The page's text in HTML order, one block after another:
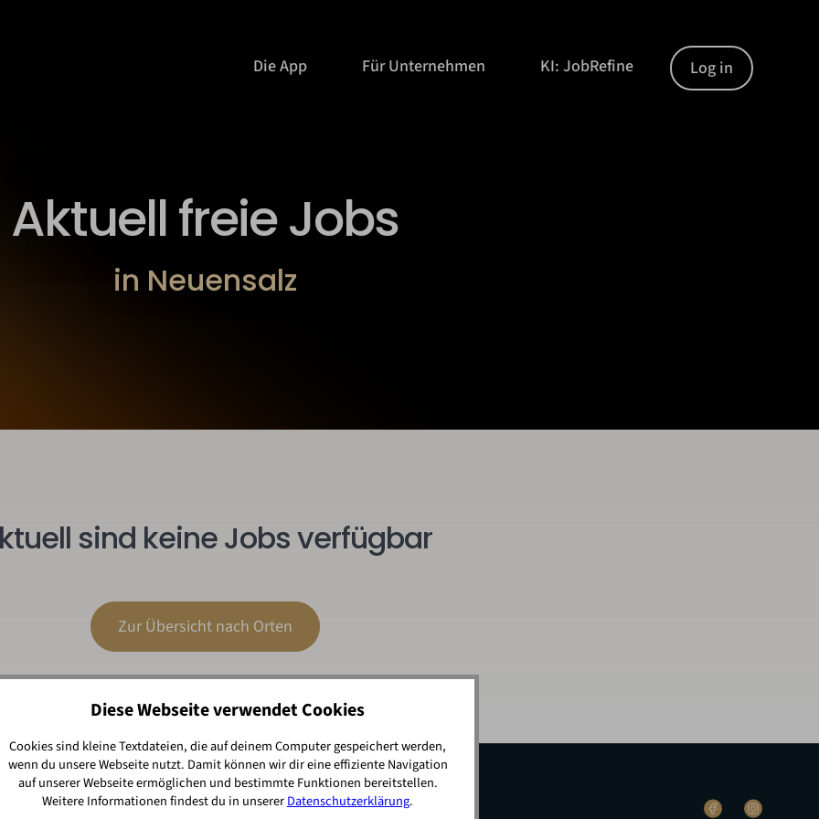
Die App Für Unternehmen KI: JobRefine Log in
Aktuell freie Jobs
in Neuensalz
sind keine Jobs verfügbar
Zur Übersicht nach Orten
Diese Webseite verwendet Cookies
Cookies sind kleine Textdateien, die auf deinem Computer gespeichert werden,
wenn du unsere Webseite nutzt. Damit können wir dir eine effiziente Navigation
auf unserer Webseite ermöglichen und bestimmte Funktionen bereitstellen.
Weitere Informationen findest du in unsererDatenschutzerklärung.